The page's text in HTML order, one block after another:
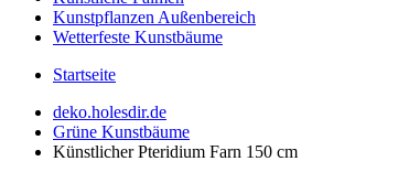
Kunstpflanzen Außenbereich
Wetterfeste Kunstbäume
Startseite
deko.holesdir.de
Grüne Kunstbäume
Künstlicher Pteridium Farn 150 cm